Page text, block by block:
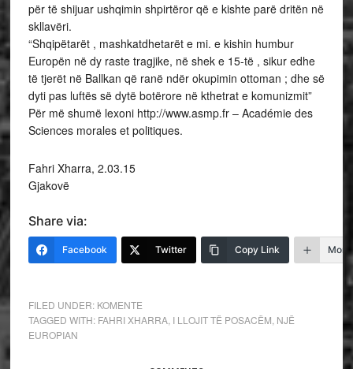
për të shijuar ushqimin shpirtëror që e kishte parë dritën në
skllavëri.
“Shqipëtarët , mashkatdhetarët e mi. e kishin humbur
Europën në dy raste tragjike, në shek e 15-të , sikur edhe
të tjerët në Ballkan që ranë ndër okupimin ottoman ; dhe së
dyti pas luftës së dytë botërore në kthetrat e komunizmit”
Për më shumë lexoni http://www.asmp.fr – Académie des
Sciences morales et politiques.
Fahri Xharra, 2.03.15
Gjakovë
Share via:
Facebook Twitter Copy Link More
FILED UNDER: KOMENTE
TAGGED WITH: FAHRI XHARRA, I LLOJIT TË POSACËM NJË
EUROPIAN